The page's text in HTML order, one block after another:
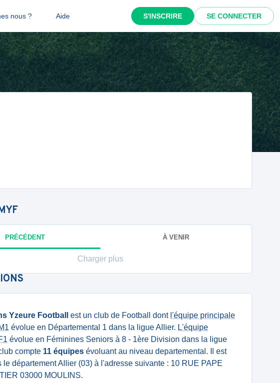
nous ? Aide S'INSCRIRE SE CONNECTER
PRÉCÉDENT À VENIR
Charger plus
Yzeure Football est un club de Football dont l'équipe principale
évolue en Départemental 1 dans la ligue Allier. L'équipe
évolue en Féminines Seniors à 8 - 1ère Division dans la ligue
compte 11 équipes évoluant au niveau departemental. Il est
le département Allier (03) à l'adresse suivante : 10 RUE PAPE
03000 MOULINS.